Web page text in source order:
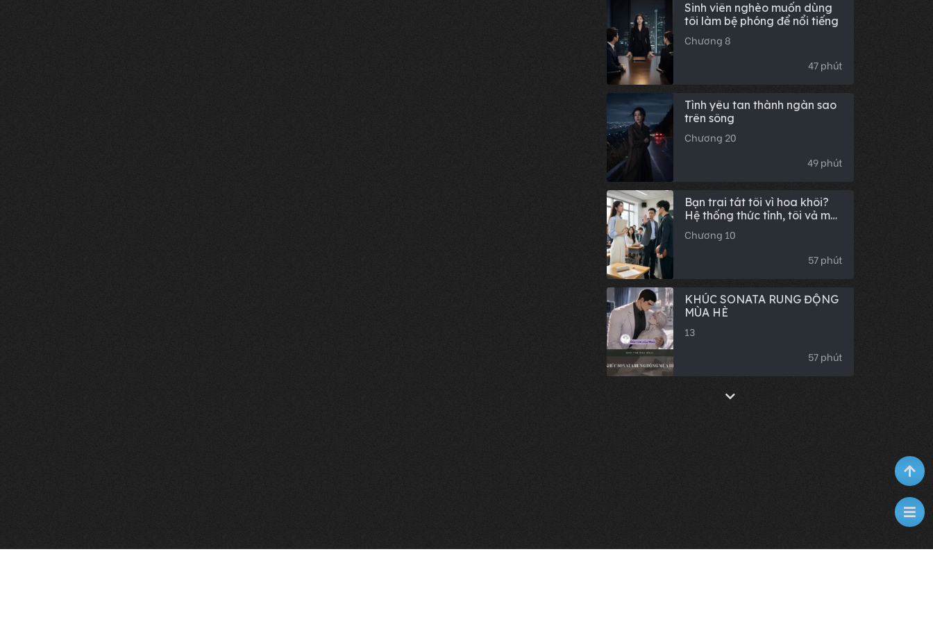
Sinh viên nghèo muốn dùng
tôi làm bệ phóng để nổi tiếng
Chương 8
47 phút
Tình yêu tan thành ngàn sao
trên sông
Chương 20
49 phút
Bạn trai tát tôi vì hoa khôi?
Hệ thống thức tỉnh, tôi vả mặt
cả thế giới!
Chương 10
57 phút
KHÚC SONATA RUNG ĐỘNG
MÙA HÈ
13
57 phút